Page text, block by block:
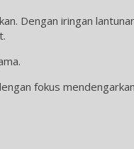
Dengan iringan
fokus